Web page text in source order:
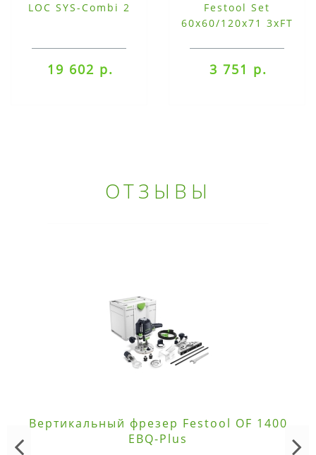
LOC SYS-Combi 2
19 602 р.
Festool Set
60x60/120x71 3xFT
3 751 р.
ОТЗЫВЫ
Вертикальный фрезер Festool OF 1400
EBQ-Plus